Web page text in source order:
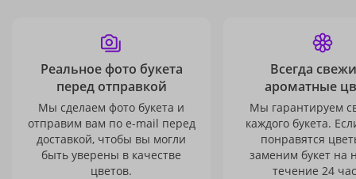
Реальное фото букета
перед отправкой
Мы сделаем фото букета и
отправим вам по e-mail перед
доставкой, чтобы вы могли
быть уверены в качестве
цветов.
Всегда
ароматные
Мы гарантируем
каждого букета.
понравятся
заменим букет на
течение 24